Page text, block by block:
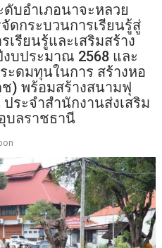
ดับอำเภอนาจะหลวย
ดกระบวนการเรียนรู้สู่
เรียนรู้และเสริมสร้าง
บประมาณ 2568 และ
ะดมทุนในการ สร้างหอ
) พร้อมสร้างสนามฟุ
ระจำสำนักงานส่งเสริม
บลราชธานี